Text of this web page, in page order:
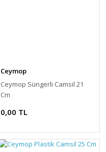
Ceymop
Ceymop Süngerli Camsil 21
Cm
0,00 TL